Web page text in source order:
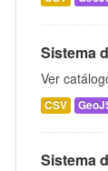
Sistema
Ver
CSV
Sistema